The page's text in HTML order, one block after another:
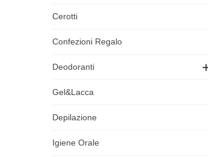
Cerotti
Confezioni Regalo
Deodoranti
Gel&Lacca
Depilazione
Igiene Orale